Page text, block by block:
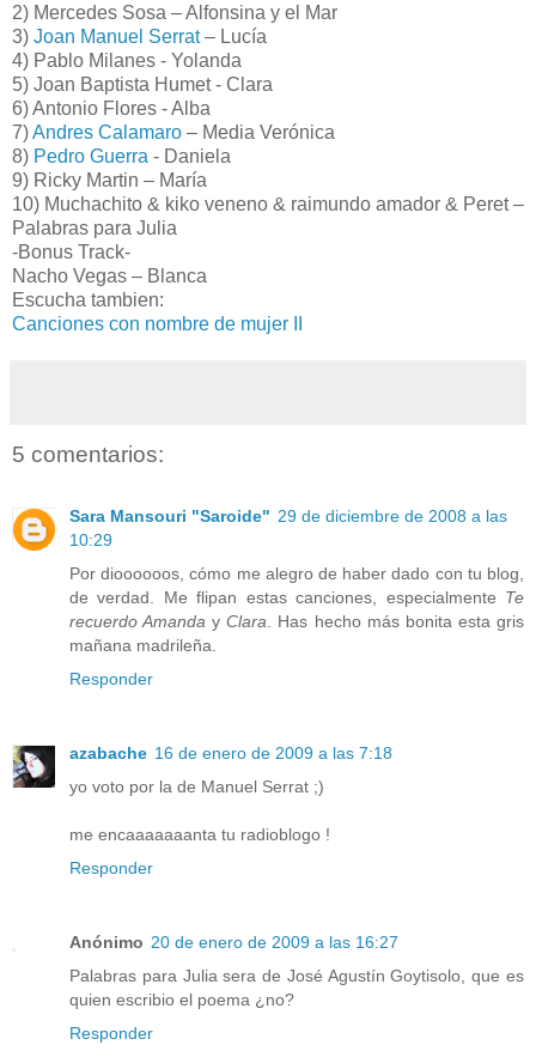
2) Mercedes Sosa – Alfonsina y el Mar
3) Joan Manuel Serrat– Lucía
4) Pablo Milanes - Yolanda
5) Joan Baptista Humet - Clara
6) Antonio Flores - Alba
7)Andres Calamaro – Media Verónica
8) Pedro Guerra - Daniela
9) Ricky Martin – María
10) Muchachito & kiko veneno & raimundo amador & Peret –
Palabras para Julia
-Bonus Track-
Nacho Vegas – Blanca
Escucha tambien:
Canciones con nombre de mujer II
5 comentarios:
Sara Mansouri "Saroide" 29 de diciembre de 2008 a las
10:29
Por dioooooos, cómo me alegro de haber dado con tu blog,
de verdad. Me flipan estas canciones, especialmente Te
recuerdo Amanda yClara . Has hecho más bonita esta gris
mañana madrileña.
Responder
azabache 16 de enero de 2009 a las 7:18
yo voto por la de Manuel Serrat ;)
me encaaaaaaanta tu radioblogo !
Responder
Anónimo 20 de enero de 2009 a las 16:27
Palabras para Julia sera de José Agustín Goytisolo, que es
quien escribio el poema ¿no?
Responder